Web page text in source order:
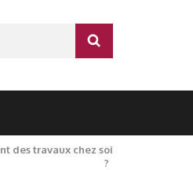
des travaux chez soi
?